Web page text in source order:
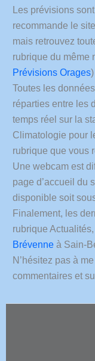
Les prévisions
recommande le
mais retrouvez
rubrique du même
Prévisions Orages)
Toutes les
réparties entre les
temps réel sur la
Climatologie pour
rubrique que vous
Une webcam est
page d’accueil du
disponible soit
Finalement, les
rubrique
Brévenneà Sain-
N’hésitez pas à me
commentaires et